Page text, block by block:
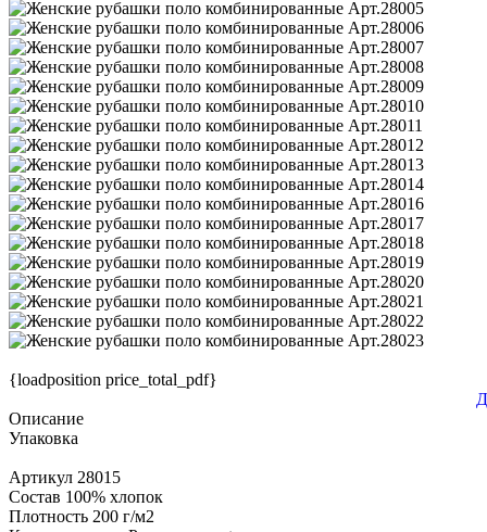
{loadposition price_total_pdf}
Описание
Упаковка
Артикул 28015
Состав 100% хлопок
Плотность 200 г/м2